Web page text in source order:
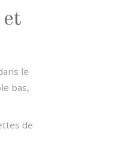
le
bas,
de